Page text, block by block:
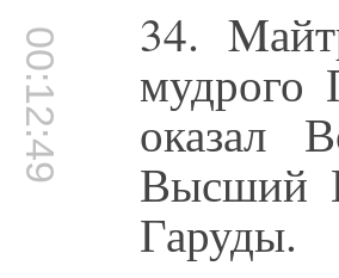
00:12:49 34.
мудрого
оказал
Высший
Гаруды.